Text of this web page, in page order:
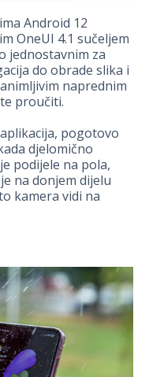
Android 12
OneUI 4.1 sučeljem
jednostavnim za
do obrade slika i
naprednim
proučiti.
pogotovo
djelomično
podijele na pola,
na donjem dijelu
kamera vidi na